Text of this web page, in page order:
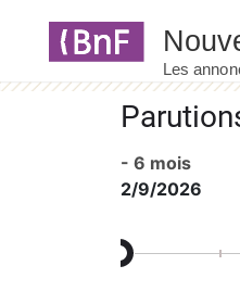
- 6 mois
2/9/2026